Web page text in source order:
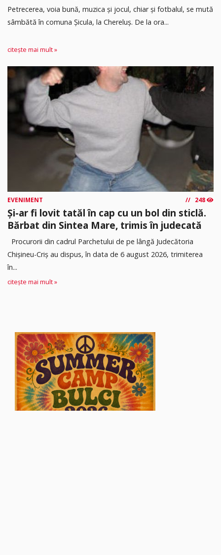
Petrecerea, voia bună, muzica și jocul, chiar și fotbalul, se mută
sâmbătă în comuna Șicula, la Chereluș. De la ora...
citește mai mult »
EVENIMENT 248
Și-ar fi lovit tatăl în cap cu un bol din sticlă.
Bărbat din Sintea Mare, trimis în judecată
Procurorii din cadrul Parchetului de pe lângă Judecătoria
Chișineu-Criș au dispus, în data de 6 august 2026, trimiterea
în...
citește mai mult »